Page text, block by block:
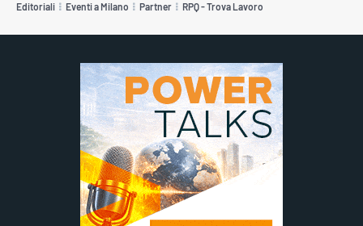
Editoriali Eventi a Milano Partner RPQ - Trova Lavoro